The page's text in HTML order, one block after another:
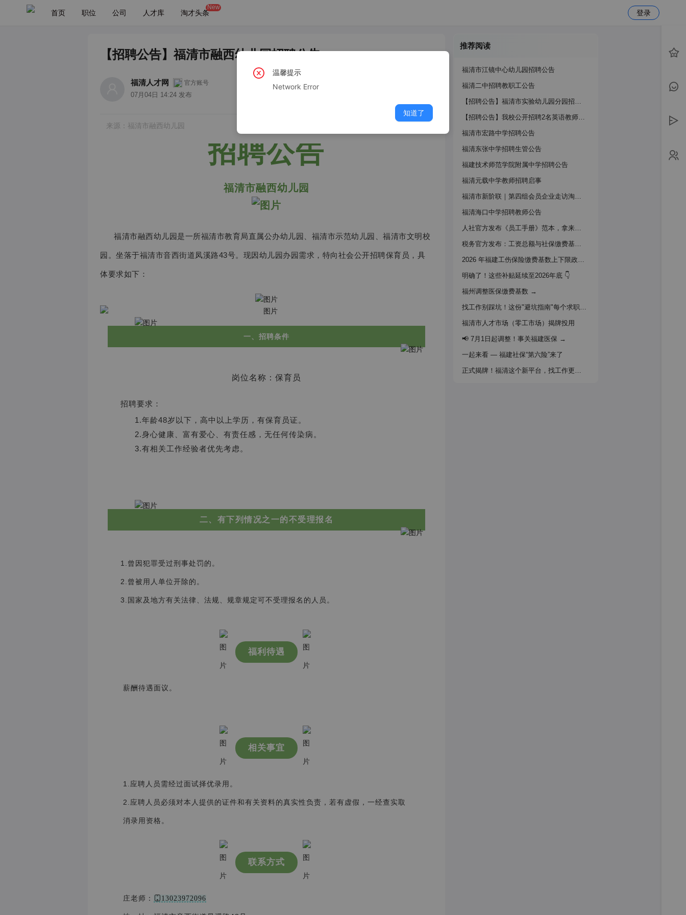
首页 职位 公司 人才库 淘才头条
New
登录
【招聘公告】福清市融西幼儿园招聘公告
福清人才网 官方账号
07月04日 14:24 发布
来源：福清市融西幼儿园
招聘公告
福清市融西幼儿园
福清市融西幼儿园是一所福清市教育局直属公办幼儿园、福清市示范幼儿园、福清市文明校
园。坐落于福清市音西街道凤溪路43号。现因幼儿园办园需求， 特向社会公开招聘保育员，具
体要求如下：
一、招聘条件
岗位名称：保育员
招聘要求：
1.年龄48岁以下，高中以上学历，有保育员证。
2.身心健康、富有爱心、有责任感，无任何传染病。
3.有相关工作经验者优先考虑。
二、有下列情况之一的不受理报名
1.曾因犯罪受过刑事处罚的。
2.曾被用人单位开除的。
3.国家及地方有关法律、法规、规章规定可不受理报名的人员。
福利待遇
薪酬待遇面议。
相关事宜
1.应聘人员需经过面试择优录用。
2.应聘人员必须对本人提供的证件和有关资料的真实性负责，若有虚假，一经查实取
消录用资格。
联系方式
庄老师： 13023972096
推荐阅读
福清市江镜中心幼儿园招聘公告
福清二中招聘教职工公告
【招聘公告】福清市实验幼儿园分园招聘公告
【招聘公告】我校公开招聘2名英语教师！欢迎优秀人才加入！
福清市宏路中学招聘公告
福清东张中学招聘生管公告
福建技术师范学院附属中学招聘公告
福清元载中学教师招聘启事
福清市新阶联｜第四组会员企业走访淘才人力公司
福清海口中学招聘教师公告
人社官方发布《员工手册》范本，拿来改改就能用 →
税务官方发布：工资总额与社保缴费基数口径 →
2026 年福建工伤保险缴费基数上下限政策通知 →
明确了！这些补贴延续至2026年底 👇
福州调整医保缴费基数 →
找工作别踩坑！这份"避坑指南"每个求职者都该看看
福清市人才市场（零工市场）揭牌投用
📢 7月1日起调整！事关福建医保 →
一起来看 — 福建社保“第六险”来了
正式揭牌！福清这个新平台，找工作更方便！
温馨提示
Network Error
知道了